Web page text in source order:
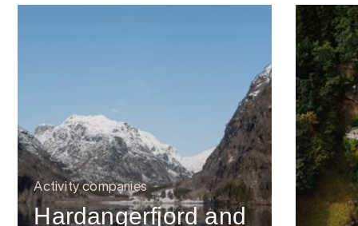
Activity companies
Hardangerfjord and